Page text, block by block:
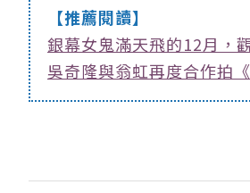
【推薦閱讀】
銀幕女鬼滿天飛的12月，
吳奇隆與翁虹再度合作拍